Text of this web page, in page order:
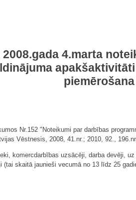
4.marta
Nr.152 "Noteikumi par darbības
Vēstnesis, 2008, 41.nr.; 2010, 92.,
komercdarbības uzsācēji, darba devēji,
skaitā jaunieši vecumā no 13 līdz 25